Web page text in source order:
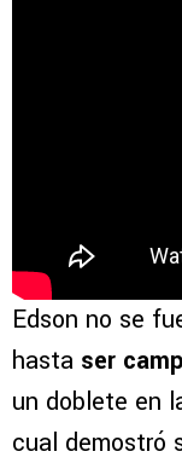
Edson no se
hasta ser
un doblete en
cual demostró